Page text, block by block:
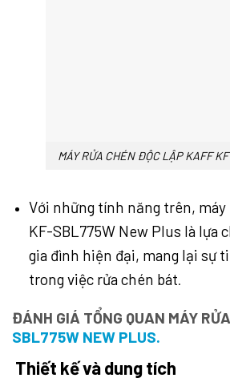
MÁY RỬA CHÉN ĐỘC LẬP KAFF
Với những tính năng trên, máy
KF-SBL775W New Plus là lựa
gia đình hiện đại, mang lại sự
trong việc rửa chén bát
ĐÁNH GIÁ TỔNG QUAN MÁY
SBL775W NEW PLUS.
Thiết kế và dung tích